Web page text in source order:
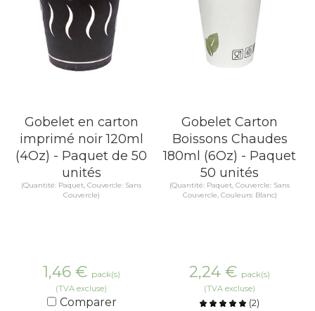
Gobelet en carton
imprimé noir 120ml
(4Oz) - Paquet de 50
unités
(Quantité: Paquet, Couvercle: Sans
Couvercle)
1,46 € pack(s)
(TVA excluse)
Comparer
Gobelet Carton
Boissons Chaudes
180ml (6Oz) - Paquet
50 unités
(Quantité: Paquet, Couvercle: Sans
Couvercle, Couleurs: Blanc)
2,24 € pack(s)
(TVA excluse)
(2)